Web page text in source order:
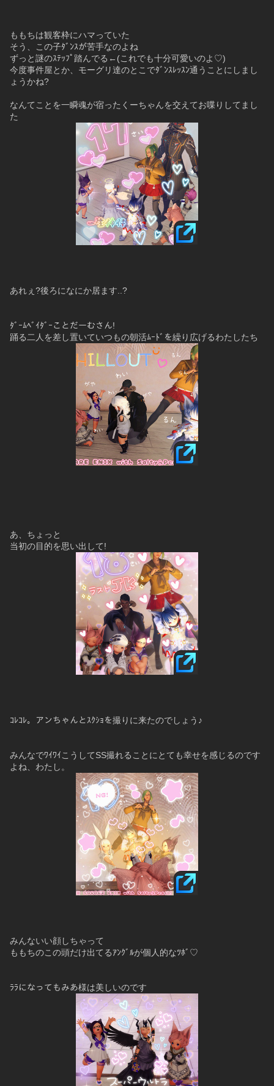
ももちは観客枠にハマっていた
そう、この子ﾀﾞﾝｽが苦手なのよね
ずっと謎のｽﾃｯﾌﾟ踏んでる←(これでも十分可愛いのよ♡)
今度事件屋とか、モーグリ達のとこでﾀﾞﾝｽﾚｯｽﾝ通うことにしまし
ょうかね?
なんてことを一瞬魂が宿ったくーちゃんを交えてお喋りしてまし
た
あれぇ?後ろになにか居ます..?
ﾀﾞｰﾑﾍﾞｲﾀﾞｰことだーむさん!
踊る二人を差し置いていつもの朝活ﾑｰﾄﾞを繰り広げるわたしたち
あ、ちょっと
当初の目的を思い出して!
ｺﾚｺﾚ。アンちゃんとｽｸｼｮを撮りに来たのでしょう♪
みんなでﾜｲﾜｲこうしてSS撮れることにとても幸せを感じるのです
よね、わたし。
みんないい顔しちゃって
ももちのこの頭だけ出てるｱﾝｸﾞﾙが個人的なﾂﾎﾞ♡
ﾗﾗになってもみあ様は美しいのです